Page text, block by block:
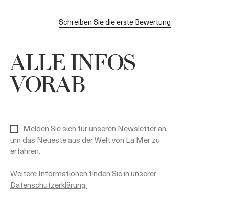
Schreiben Sie die erste Bewertung
ALLE INFOS
VORAB
Melden Sie sich für unseren Newsletter an,
um das Neueste aus der Welt von La Mer zu
erfahren.
Weitere Informationen finden Sie in unserer
Datenschutzerklärung.